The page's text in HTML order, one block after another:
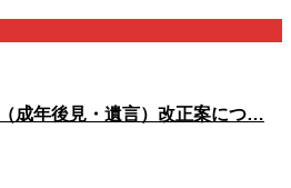
成年後見・遺言）改正案につ…